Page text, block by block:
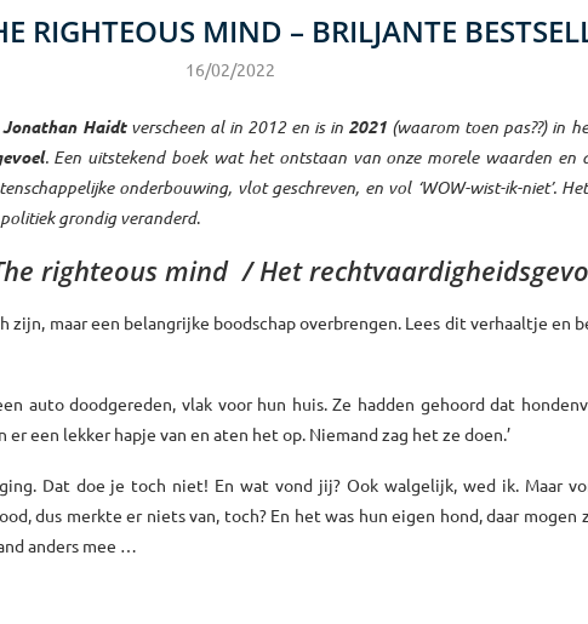
RIGHTEOUS MIND – BRILJANTE
16/02/2022
Jonathan Haidtverscheen al in 2012 en is in 2021 (waarom toen pas??) in
. Een uitstekend boek wat het ontstaan van onze morele waarden en
onderbouwing, vlot geschreven, en vol ‘WOW-wist-ik-niet’.
grondig veranderd.
righteous mind / Het
zijn, maar een belangrijke boodschap overbrengen. Lees dit verhaaltje en
auto doodgereden, vlak voor hun huis. Ze hadden gehoord dat
een lekker hapje van en aten het op. Niemand zag het ze doen.’
Dat doe je toch niet! En wat vond jij? Ook walgelijk, wed ik. Maar
dus merkte er niets van, toch? En het was hun eigen hond, daar
anders mee …